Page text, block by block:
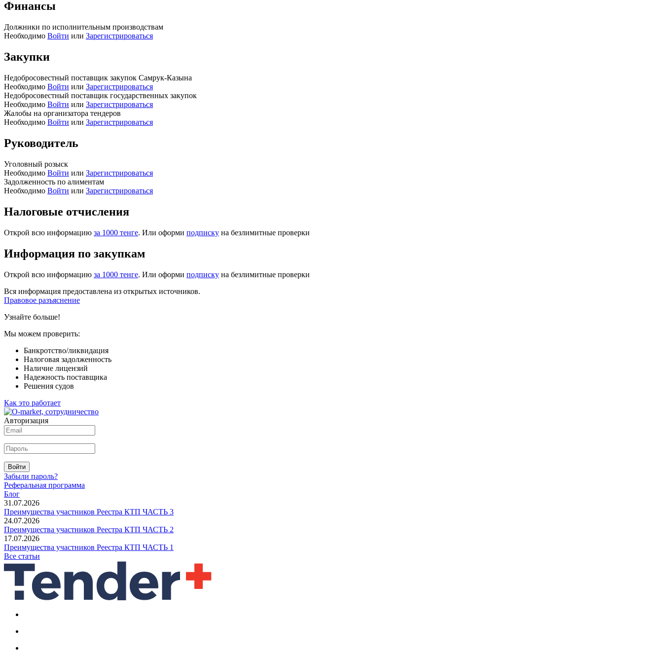
Финансы
Должники по исполнительным производствам
Необходимо Войти или Зарегистрироваться
Закупки
Недобросовестный поставщик закупок Самрук-Казына
Необходимо Войти или Зарегистрироваться
Недобросовестный поставщик государственных закупок
Необходимо Войти или Зарегистрироваться
Жалобы на организатора тендеров
Необходимо Войти или Зарегистрироваться
Руководитель
Уголовный розыск
Необходимо Войти или Зарегистрироваться
Задолженность по алиментам
Необходимо Войти или Зарегистрироваться
Налоговые отчисления
Открой всю информацию за 1000 тенге. Или оформи подписку на безлимитные проверки
Информация по закупкам
Открой всю информацию за 1000 тенге. Или оформи подписку на безлимитные проверки
Вся информация предоставлена из открытых источников.
Правовое разъяснение
Узнайте больше!
Мы можем проверить:
Банкротство/ликвидация
Налоговая задолженность
Наличие лицензий
Надежность поставщика
Решения судов
Как это работает
Авторизация
Войти
Забыли пароль?
Реферальная программа
Блог
31.07.2026
Преимущества участников Реестра КТП ЧАСТЬ 3
24.07.2026
Преимущества участников Реестра КТП ЧАСТЬ 2
17.07.2026
Преимущества участников Реестра КТП ЧАСТЬ 1
Все статьи